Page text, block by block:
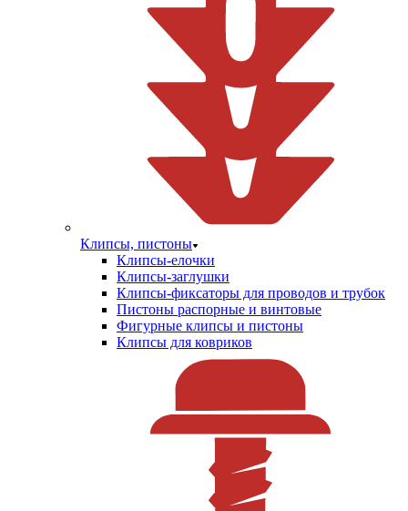
Клипсы, пистоны
Клипсы-елочки
Клипсы-заглушки
Клипсы-фиксаторы для проводов и трубок
Пистоны распорные и винтовые
Фигурные клипсы и пистоны
Клипсы для ковриков